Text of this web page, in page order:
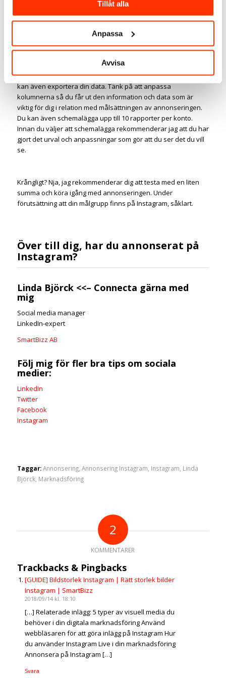
Tillåt alla
Anpassa
Avvisa
Instagram.
Mät, mät och mät
När du har annonserat kvarstår det viktigaste, nämligen att
mäta. Du kan få ut väldigt brastatistik om din annonseringoch
kan även exportera din data. Tänk på att anpassa
kolumnerna så du får ut den information och data som är
viktig för dig i relation med målsättningen av annonseringen.
Du kan även schemalägga upp till 10 rapporter per konto.
Innan du väljer att schemalägga rekommenderar jag att du har
gjort det urval och anpassningar som gör att du ser det du vill
se.
Krångligt? Nja, jag rekommenderar dig att testa med en liten
summa och köra igång med annonseringen. Under
förutsättning att din målgrupp finns på Instagram, såklart.
Över till dig, har du annonserat på
Instagram?
Linda Björck <<– Connecta gärna med
mig
Social media manager
LinkedIn-expert
SmartBizz AB
Följ mig för fler bra tips om sociala
medier:
LinkedIn
Twitter
Facebook
Instagram
Taggar: Annonsering, Annonsering Instagram Instagram Linda
Björck, Marknadsföring
2
KOMMENTARER
Trackbacks & Pingbacks
[GUIDE] Bildstorlek Instagram | Rätt storlek bilder
Instagram | SmartBizz
2018/09/14 kl. 18:10
[…] Relaterade inlägg: 5 typer av visuell media du
behöver i din digitala marknadsföring Använd
webbläsaren för att göra inlägg på Instagram Hur
du använder Instagram Live i din marknadsföring
Annonsera på Instagram […]
Svara